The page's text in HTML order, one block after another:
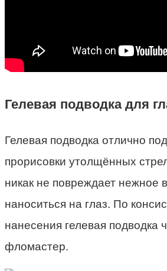
Гелевая подводка для
Гелевая подводка отлично
прорисовки утолщённых
никак не повреждает нежное
наноситься на глаз. По
нанесения гелевая подводка
фломастер.